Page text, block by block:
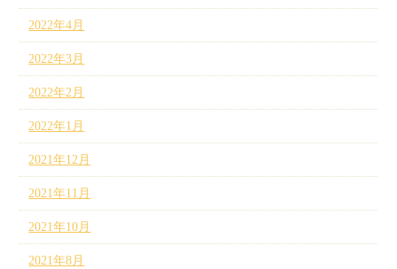
2022年4月
2022年3月
2022年2月
2022年1月
2021年12月
2021年11月
2021年10月
2021年8月